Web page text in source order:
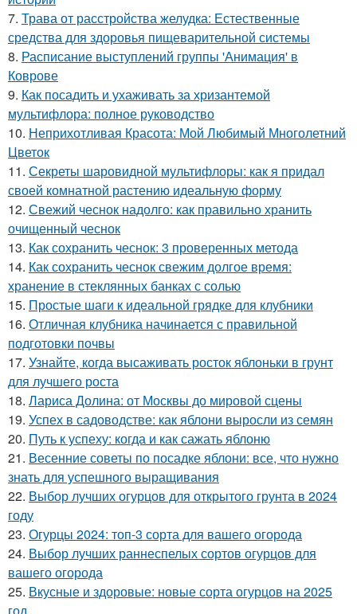
7. Трава от расстройства желудка: Естественные
средства для здоровья пищеварительной системы
8. Расписание выступлений группы 'Анимация' в
Коврове
9. Как посадить и ухаживать за хризантемой
мультифлора: полное руководство
10. Неприхотливая Красота: Мой Любимый Многолетний
Цветок
11. Секреты шаровидной мультифлоры: как я придал
своей комнатной растению идеальную форму
12. Свежий чеснок надолго: как правильно хранить
очищенный чеснок
13. Как сохранить чеснок: 3 проверенных метода
14. Как сохранить чеснок свежим долгое время:
хранение в стеклянных банках с солью
15. Простые шаги к идеальной грядке для клубники
16. Отличная клубника начинается с правильной
подготовки почвы
17. Узнайте, когда высаживать росток яблоньки в грунт
для лучшего роста
18. Лариса Долина: от Москвы до мировой сцены
19. Успех в садоводстве: как яблони выросли из семян
20. Путь к успеху: когда и как сажать яблоню
21. Весенние советы по посадке яблони: все, что нужно
знать для успешного выращивания
22. Выбор лучших огурцов для открытого грунта в 2024
году
23. Огурцы 2024: топ-3 сорта для вашего огорода
24. Выбор лучших раннеспелых сортов огурцов для
вашего огорода
25. Вкусные и здоровые: новые сорта огурцов на 2025
год